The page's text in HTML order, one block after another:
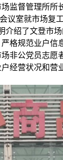
监督管理所
室就市场复
绍了文登市
格规范业户
非公党员志
营状况和营